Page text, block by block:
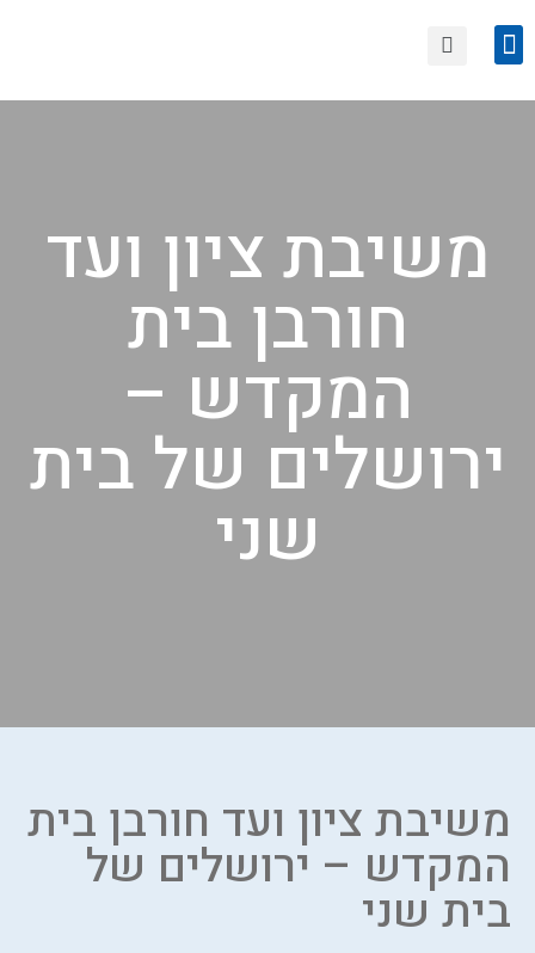
משיבת ציון ועד
חורבן בית
המקדש –
ירושלים של בית
שני
משיבת ציון ועד חורבן בית
המקדש – ירושלים של
בית שני